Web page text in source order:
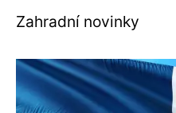
Zahradní novinky